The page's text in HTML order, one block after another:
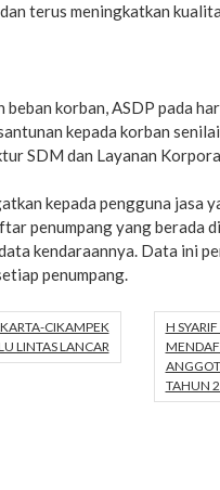
terus meningkatkan
beban korban, ASDP pada
kepada korban
SDM dan Layanan
kepada pengguna jasa
penumpang yang berada
kendaraannya. Data ini
penumpang.
CIKAMPEK
LINTAS LANCAR
H
TAHUN